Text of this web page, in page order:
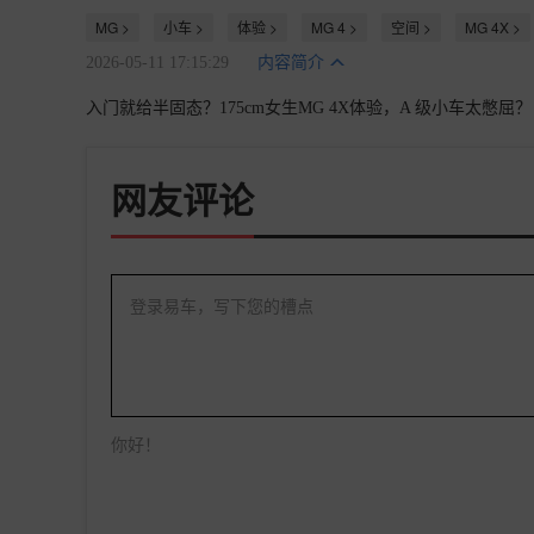
MG > 小车 > 体验 > MG 4 > 空间 > MG 4X >
2026-05-11 17:15:29 内容简介
入门就给半固态？175cm女生MG 4X体验，A 级小车太憋屈？
网友评论
登录易车，写下您的槽点
你好！